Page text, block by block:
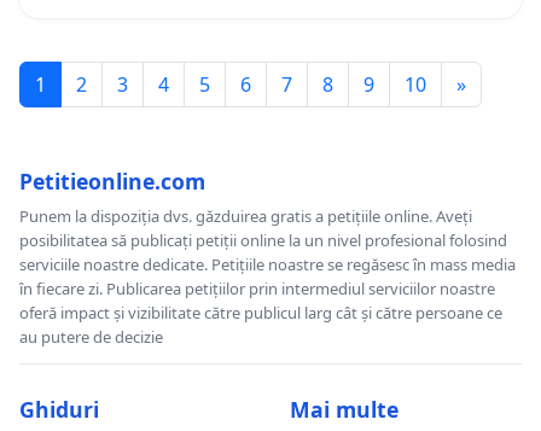
1 2 3 4 5 6 7 8 9 10 »
Petitieonline.com
Punem la dispoziția dvs. găzduirea gratis a petițiile online. Aveți
posibilitatea să publicați petiții online la un nivel profesional folosind
serviciile noastre dedicate. Petițiile noastre se regăsesc în mass media
în fiecare zi. Publicarea petițiilor prin intermediul serviciilor noastre
oferă impact și vizibilitate către publicul larg cât și către persoane ce
au putere de decizie
Ghiduri Mai multe